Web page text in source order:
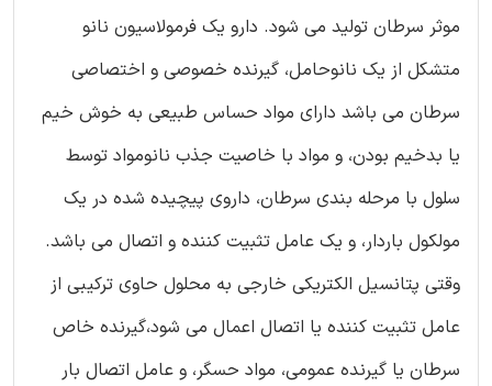
موثر سرطان تولید می شود. دارو یک فرمولاسیون نانو
متشکل از یک نانوحامل، گیرنده خصوصی و اختصاصی
سرطان می باشد دارای مواد حساس طبیعی به خوش خیم
یا بدخیم بودن، و مواد با خاصیت جذب نانومواد توسط
سلول با مرحله بندی سرطان، داروی پیچیده شده در یک
مولکول باردار، و یک عامل تثبیت کننده و اتصال می باشد.
وقتی پتانسیل الکتریکی خارجی به محلول حاوی ترکیبی از
عامل تثبیت کننده یا اتصال اعمال می شود،گیرنده خاص
سرطان یا گیرنده عمومی، مواد حسگر، و عامل اتصال بار